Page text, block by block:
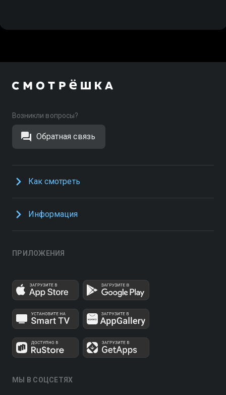
Возникли вопросы?
Обратная связь
Как смотреть
Информация
ПРИЛОЖЕНИЯ
МЫ В СОЦСЕТЯХ